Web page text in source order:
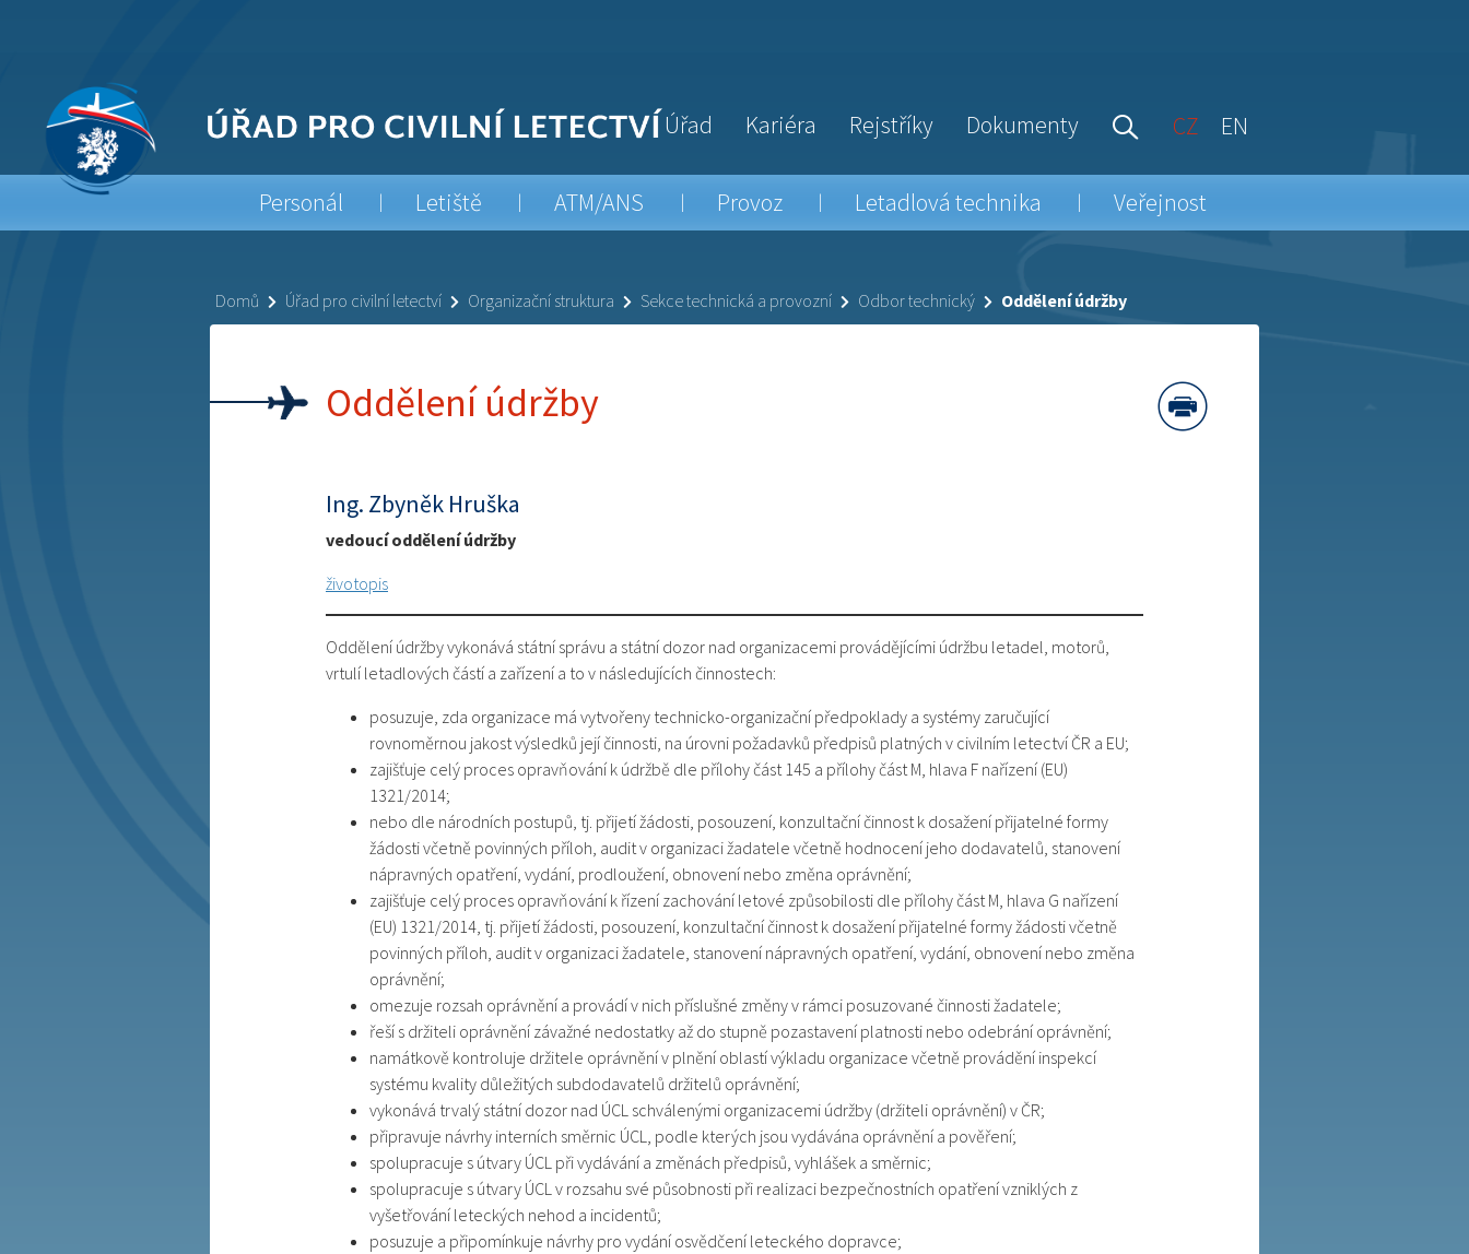
Úřad Kariéra Rejstříky Dokumenty CZ EN
Personál Letiště ATM/ANS Provoz Letadlová technika Veřejnost
Domů Úřad pro civilní letectví Organizační struktura Sekce technická a provozní Odbor technický Oddělení údržby
Oddělení údržby
Ing. Zbyněk Hruška
vedoucí oddělení údržby
životopis
Oddělení údržby vykonává státní správu a státní dozor nad organizacemi provádějícími údržbu letadel, motorů,
vrtulí letadlových částí a zařízení a to v následujících činnostech:
posuzuje, zda organizace má vytvořeny technicko-organizační předpoklady a systémy zaručující
rovnoměrnou jakost výsledků její činnosti, na úrovni požadavků předpisů platných v civilním letectví ČR a EU;
zajišťuje celý proces opravňování k údržbě dle přílohy část 145 a přílohy část M, hlava F nařízení (EU)
1321/2014;
nebo dle národních postupů, tj. přijetí žádosti, posouzení, konzultační činnost k dosažení přijatelné formy
žádosti včetně povinných příloh, audit v organizaci žadatele včetně hodnocení jeho dodavatelů, stanovení
nápravných opatření, vydání, prodloužení, obnovení nebo změna oprávnění;
zajišťuje celý proces opravňování k řízení zachování letové způsobilosti dle přílohy část M, hlava G nařízení
(EU) 1321/2014, tj. přijetí žádosti, posouzení, konzultační činnost k dosažení přijatelné formy žádosti včetně
povinných příloh, audit v organizaci žadatele, stanovení nápravných opatření, vydání, obnovení nebo změna
oprávnění;
omezuje rozsah oprávnění a provádí v nich příslušné změny v rámci posuzované činnosti žadatele;
řeší s držiteli oprávnění závažné nedostatky až do stupně pozastavení platnosti nebo odebrání oprávnění;
namátkově kontroluje držitele oprávnění v plnění oblastí výkladu organizace včetně provádění inspekcí
systému kvality důležitých subdodavatelů držitelů oprávnění;
vykonává trvalý státní dozor nad ÚCL schválenými organizacemi údržby (držiteli oprávnění) v ČR;
připravuje návrhy interních směrnic ÚCL, podle kterých jsou vydávána oprávnění a pověření;
spolupracuje s útvary ÚCL při vydávání a změnách předpisů, vyhlášek a směrnic;
spolupracuje s útvary ÚCL v rozsahu své působnosti při realizaci bezpečnostních opatření vzniklých z
vyšetřování leteckých nehod a incidentů;
posuzuje a připomínkuje návrhy pro vydání osvědčení leteckého dopravce;